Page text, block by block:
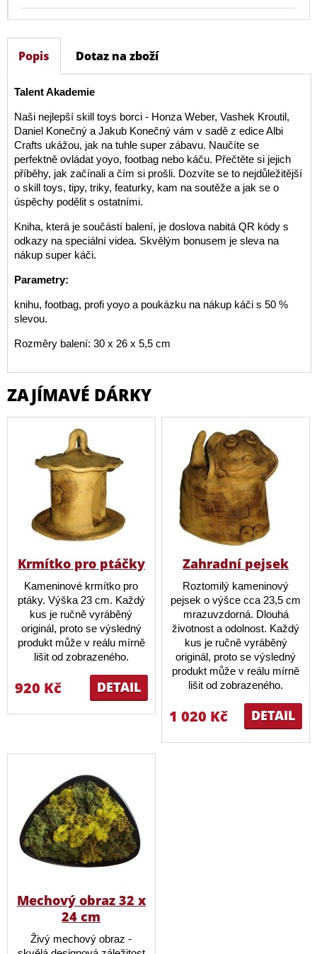
Popis Dotaz na zboží
Talent Akademie
Naši nejlepší skill toys borci - Honza Weber, Vashek Kroutil,
Daniel Konečný a Jakub Konečný vám v sadě z edice Albi
Crafts ukážou, jak na tuhle super zábavu. Naučíte se
perfektně ovládat yoyo, footbag nebo káču. Přečtěte si jejich
příběhy, jak začínali a čím si prošli. Dozvíte se to nejdůležitější
o skill toys, tipy, triky, featurky, kam na soutěže a jak se o
úspěchy podělit s ostatními.
Kniha, která je součástí balení, je doslova nabitá QR kódy s
odkazy na speciální videa. Skvělým bonusem je sleva na
nákup super káči.
Parametry:
knihu, footbag, profi yoyo a poukázku na nákup káči s 50 %
slevou.
Rozměry balení: 30 x 26 x 5,5 cm
ZAJÍMAVÉ DÁRKY
Krmítko pro ptáčky
Kameninové krmítko pro
ptáky. Výška 23 cm. Každý
kus je ručně vyráběný
originál, proto se výsledný
produkt může v reálu mírně
lišit od zobrazeného.
DETAIL
920 Kč
Zahradní pejsek
Roztomilý kameninový
pejsek o výšce cca 23,5 cm
mrazuvzdorná. Dlouhá
životnost a odolnost. Každý
kus je ručně vyráběný
originál, proto se výsledný
produkt může v reálu mírně
lišit od zobrazeného.
DETAIL
1 020 Kč
Mechový obraz 32 x
24 cm
Živý mechový obraz -